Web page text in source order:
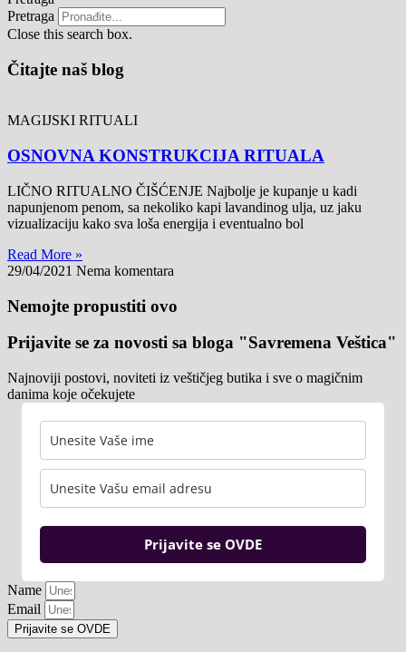
Pretraga
Close this search box.
Čitajte naš blog
MAGIJSKI RITUALI
OSNOVNA KONSTRUKCIJA RITUALA
LIČNO RITUALNO ČIŠĆENJE Najbolje je kupanje u kadi
napunjenom penom, sa nekoliko kapi lavandinog ulja, uz jaku
vizualizaciju kako sva loša energija i eventualno bol
Read More »
29/04/2021 Nema komentara
Nemojte propustiti ovo
Prijavite se za novosti sa bloga "Savremena Veštica"
Najnoviji postovi, noviteti iz veštičjeg butika i sve o magičnim
danima koje očekujete
Prijavite se OVDE
Name
Email
Prijavite se OVDE